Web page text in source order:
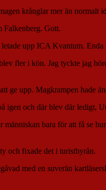
krånglar mer än normalt
Falkenberg. Gott.
upp ICA Kvantum.
fler i kön. Jag tyckte jag
ge upp. Magkrampen hade
igen och där blev där ledigt,
bara för att få se
och fixade det i turistbyrån.
med en suverän